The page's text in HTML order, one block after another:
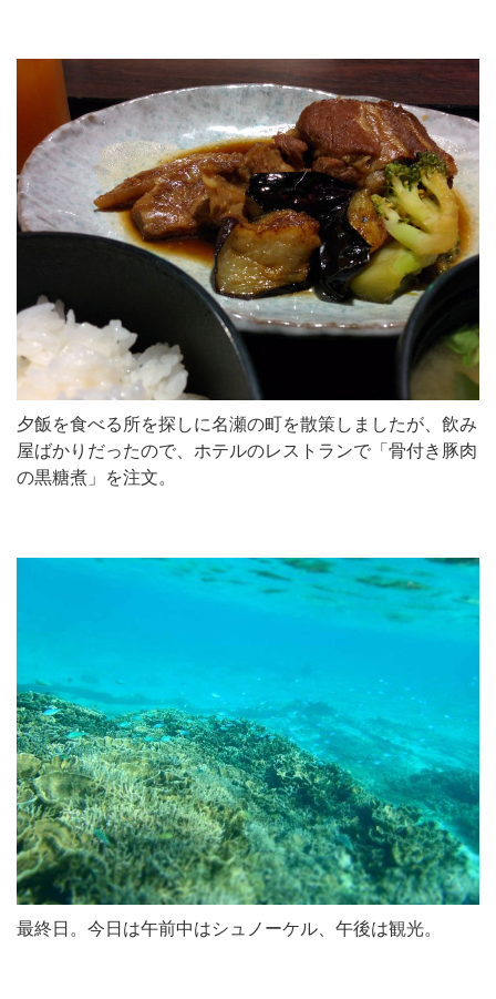
夕飯を食べる所を探しに名瀬の町を散策しましたが、飲み
屋ばかりだったので、ホテルのレストランで「骨付き豚肉
の黒糖煮」を注文。
最終日。今日は午前中はシュノーケル、午後は観光。